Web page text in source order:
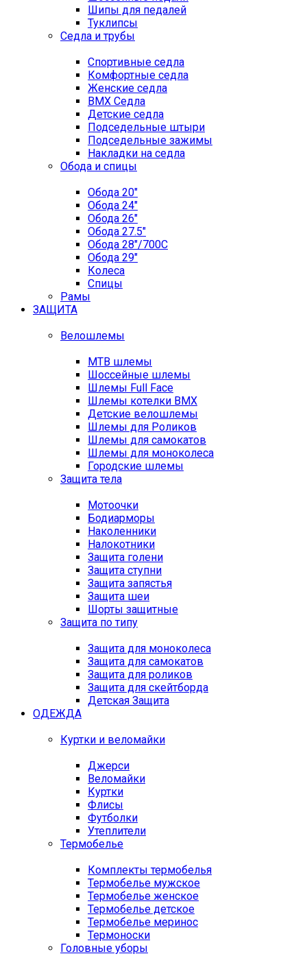
Шипы для педалей
Туклипсы
Седла и трубы
Спортивные седла
Комфортные седла
Женские седла
BMX Седла
Детские седла
Подседельные штыри
Подседельные зажимы
Накладки на седла
Обода и спицы
Обода 20"
Обода 24"
Обода 26"
Обода 27.5"
Обода 28"/700C
Обода 29"
Колеса
Спицы
Рамы
ЗАЩИТА
Велошлемы
MTB шлемы
Шоссейные шлемы
Шлемы Full Face
Шлемы котелки BMX
Детские велошлемы
Шлемы для Роликов
Шлемы для самокатов
Шлемы для моноколеса
Городские шлемы
Защита тела
Мотоочки
Бодиарморы
Наколенники
Налокотники
Защита голени
Защита ступни
Защита запястья
Защита шеи
Шорты защитные
Защита по типу
Защита для моноколеса
Защита для самокатов
Защита для роликов
Защита для скейтборда
Детская Защита
ОДЕЖДА
Куртки и веломайки
Джерси
Веломайки
Куртки
Флисы
Футболки
Утеплители
Термобелье
Комплекты термобелья
Термобелье мужское
Термобелье женское
Термобелье детское
Термобелье меринос
Термоноски
Головные уборы